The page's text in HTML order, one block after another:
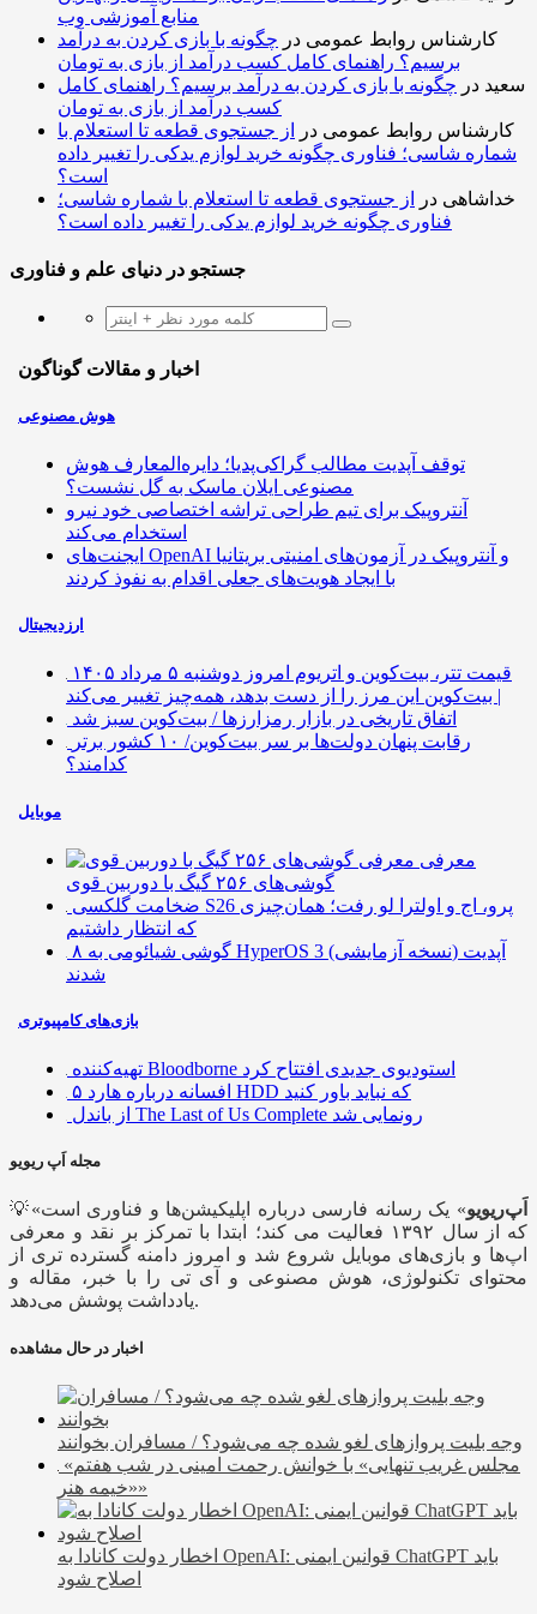
منابع آموزشی وب
کارشناس روابط عمومی در چگونه با بازی کردن به درآمد
برسیم؟ راهنمای کامل کسب درآمد از بازی به تومان
سعید در چگونه با بازی کردن به درآمد برسیم؟ راهنمای کامل
کسب درآمد از بازی به تومان
کارشناس روابط عمومی در
از جستجوی قطعه تا استعلام با
شماره شاسی؛ فناوری چگونه خرید لوازم یدکی را تغییر داده
است؟
خداشاهی در
از جستجوی قطعه تا استعلام با شماره شاسی؛
فناوری چگونه خرید لوازم یدکی را تغییر داده است؟
جستجو در دنیای علم و فناوری
اخبار و مقالات گوناگون
هوش مصنوعی
توقف آپدیت مطالب گراکی‌پدیا؛ دایره‌المعارف هوش
مصنوعی ایلان ماسک به گل نشست؟
آنتروپیک برای تیم طراحی تراشه اختصاصی خود نیرو
استخدام می‌کند
ایجنت‌های OpenAI و آنتروپیک در آزمون‌های امنیتی بریتانیا
با ایجاد هویت‌های جعلی اقدام به نفوذ کردند
ارزدیجیتال
قیمت تتر، بیت‌کوین و اتریوم امروز دوشنبه ۵ مرداد ۱۴۰۵
| بیت‌کوین این مرز را از دست بدهد، همه‌چیز تغییر می‌کند
اتفاق تاریخی در بازار رمزارزها / بیت‌کوین سبز شد
رقابت پنهان دولت‌ها بر سر بیت‌کوین/ ۱۰ کشور برتر
کدامند؟
موبایل
معرفی
گوشی‌های ۲۵۶ گیگ با دوربین قوی
ضخامت گلکسی S26 پرو، اج و اولترا لو رفت؛ همان‌چیزی
که انتظار داشتیم
۸ گوشی شیائومی به HyperOS 3 (نسخه آزمایشی) آپدیت
شدند
بازی‌های کامپیوتری
تهیه‌کننده Bloodborne استودیوی جدیدی افتتاح کرد
۵ افسانه درباره هارد HDD که نباید باور کنید
از باندل The Last of Us Complete رونمایی شد
مجله اَپ ریویو
💡« اَپ‌ریویو» یک رسانه فارسی درباره اپلیکیشن‌ها و فناوری است
که از سال ۱۳۹۲ فعالیت می کند؛ ابتدا با تمرکز بر نقد و معرفی
اپ‌ها و بازی‌های موبایل شروع شد و امروز دامنه گسترده تری از
محتوای تکنولوژی، هوش مصنوعی و آی تی را با خبر، مقاله و
یادداشت پوشش می‌دهد.
اخبار در حال مشاهده
وجه بلیت پرواز‌های لغو شده چه می‌شود؟ / مسافران بخوانند
«مجلس غریب تنهایی» با خوانش رحمت امینی در شب هفتم
«خیمه هنر»
اخطار دولت کانادا به OpenAI: قوانین ایمنی ChatGPT باید
اصلاح شود